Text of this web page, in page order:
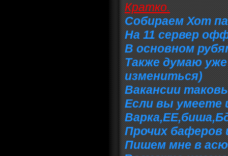
Кратко.
Собираем Хот
На 11 сервер
В основном
Также думаю
измениться)
Вакансии
Если вы умеете
Прочих баферов
Пишем мне в асю